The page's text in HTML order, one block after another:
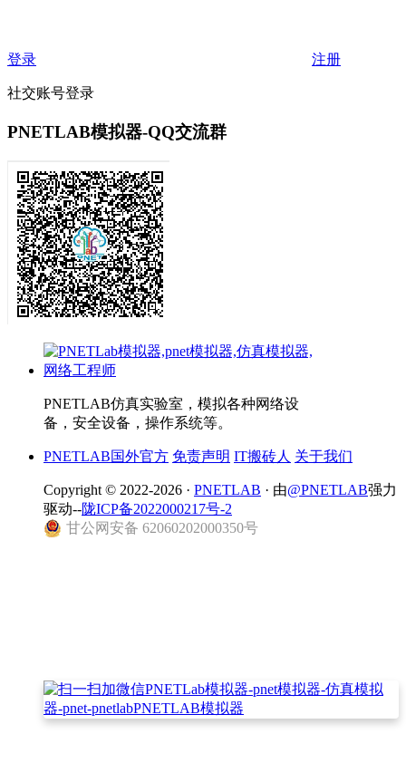
登录 注册
社交账号登录
PNETLAB模拟器-QQ交流群
PNETLAB仿真实验室，模拟各种网络设
备，安全设备，操作系统等。
PNETLAB国外官方 免责声明 IT搬砖人 关于我们
Copyright © 2022-2026 · PNETLAB · 由@PNETLAB强力
驱动--陇ICP备2022000217号-2
甘公网安备 62060202000350号